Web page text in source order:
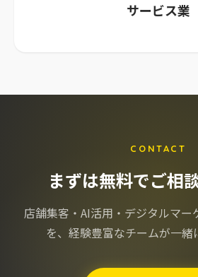
サービス業
CONTACT
まずは無料でご相
店舗集客・AI活用・デジタルマー
を、 経験豊富なチームが一緒